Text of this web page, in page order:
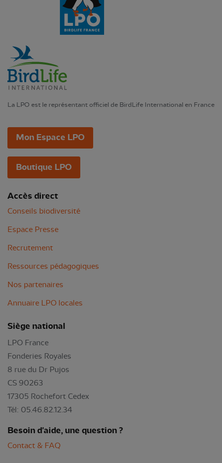
La LPO est le représentant officiel de BirdLife International en France
Mon Espace LPO
Boutique LPO
Accès direct
Conseils biodiversité
Espace Presse
Recrutement
Ressources pédagogiques
Nos partenaires
Annuaire LPO locales
Siège national
LPO France
Fonderies Royales
8 rue du Dr Pujos
CS 90263
17305 Rochefort Cedex
Tél: 05.46.82.12.34
Besoin d'aide, une question ?
Contact & FAQ